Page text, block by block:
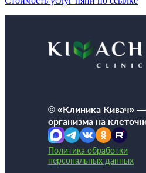
© «Клиника Кивач»
организма на
Политика обработки
персональных данных